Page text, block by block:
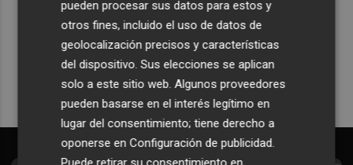
Plaza Podcast en tu correo
Quiero suscribirme
pueden procesar sus datos para estos y
otros fines, incluido el uso de datos de
geolocalización precisos y características
del dispositivo. Sus elecciones se aplican
solo a este sitio web. Algunos proveedores
pueden basarse en el interés legítimo en
lugar del consentimiento; tiene derecho a
oponerse enConfiguración de publicidad.